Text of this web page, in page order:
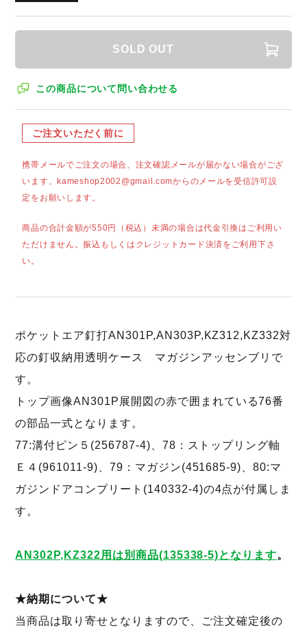
SOLD OUT
この商品について問い合わせる
ご注文いただく前に
携帯メールでご注文の場合、注文確認メールが届かない場合がござ
います。kameshop2002@gmail.comからのメールを受信許可設
定をお願いします。
商品の合計金額が550円（税込）未満の場合は代金引換はご利用い
ただけません。振込もしくはクレジットカード決済をご利用下さ
い。
ポケットエア釘打AN301P,AN303P,KZ312,KZ332対
応の釘収納用透明ケース マガジンアッセンブリで
す。
トップ画像AN301P展開図の赤で囲まれている76番
の部品一式となります。
77:溝付ピン５(256787-4)、78：ストップリング軸
Ｅ４(961011-9)、79：マガジン(451685-9)、80:マ
ガジンドアコンプリート(140332-4)の4点が付属しま
す。
AN302P,KZ322用は別商品(135338-5)となります。
★納期について★
当商品は取り寄せとなりますので、ご注文確定後の